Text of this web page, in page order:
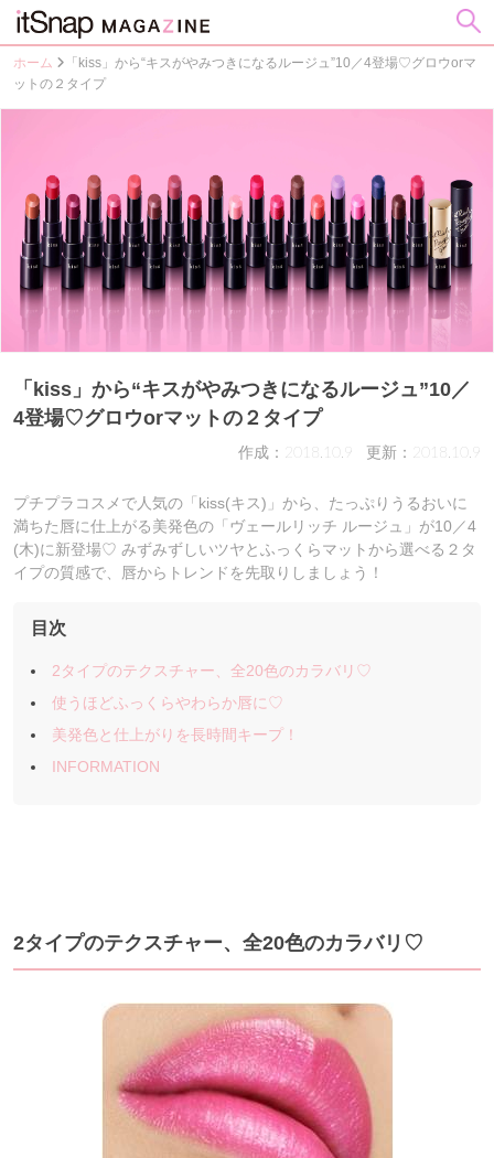
ホーム
「kiss」から“キスがやみつきになるルージュ”10／4登場♡グロウorマ
ットの２タイプ
「kiss」から“キスがやみつきになるルージュ”10／
4登場♡グロウorマットの２タイプ
作成：2018.10.9 更新：2018.10.9
プチプラコスメで人気の「kiss(キス)」から、たっぷりうるおいに
満ちた唇に仕上がる美発色の「ヴェールリッチ ルージュ」が10／4
(木)に新登場♡ みずみずしいツヤとふっくらマットから選べる２タ
イプの質感で、唇からトレンドを先取りしましょう！
目次
2タイプのテクスチャー、全20色のカラバリ♡
使うほどふっくらやわらか唇に♡
美発色と仕上がりを長時間キープ！
INFORMATION
2タイプのテクスチャー、全20色のカラバリ♡